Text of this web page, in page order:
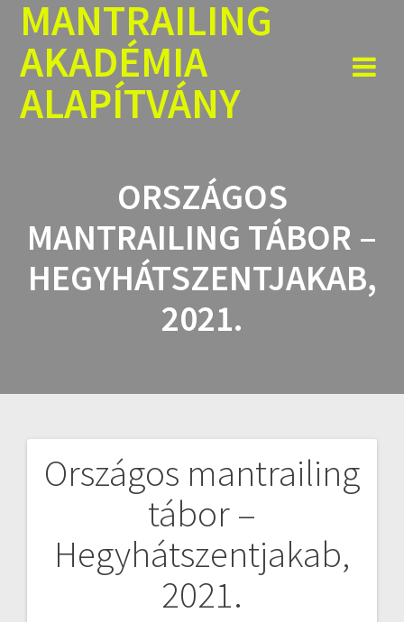
Skip
to
MANTRAILING
AKADÉMIA
ALAPÍTVÁNY
ORSZÁGOS
MANTRAILING TÁBOR –
HEGYHÁTSZENTJAKAB,
2021.
Országos mantrailing
tábor –
Hegyhátszentjakab,
2021.
Bejegyzés
navigáció